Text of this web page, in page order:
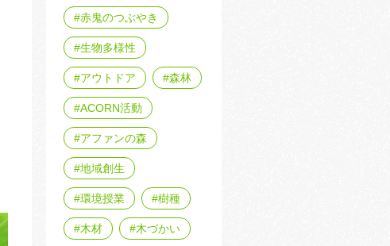
赤鬼のつぶやき
生物多様性
アウトドア 森林
ACORN活動
アファンの森
地域創生
環境授業 樹種
木材 木づかい